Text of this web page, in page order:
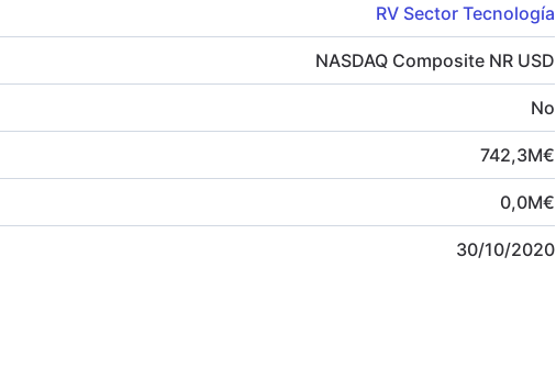
RV Sector Tecnología
NASDAQ Composite NR USD
No
742,3M€
0,0M€
30/10/2020